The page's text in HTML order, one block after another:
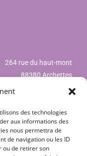
des technologies
aux informations des
nous permettra de
de navigation ou les ID
ou de retirer son
264 rue du haut-mont
88380 Archettes